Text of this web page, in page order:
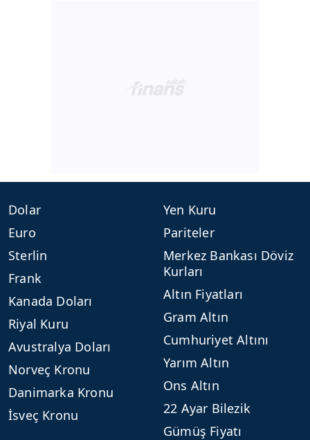
Dolar
Euro
Sterlin
Frank
Kanada Doları
Riyal Kuru
Avustralya Doları
Norveç Kronu
Danimarka Kronu
İsveç Kronu
Yen Kuru
Pariteler
Merkez Bankası Döviz
Kurları
Altın Fiyatları
Gram Altın
Cumhuriyet Altını
Yarım Altın
Ons Altın
22 Ayar Bilezik
Gümüş Fiyatı